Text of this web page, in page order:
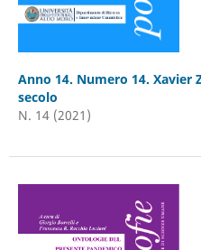
Anno 14. Numero 14. Xavier
secolo
N. 14 (2021)